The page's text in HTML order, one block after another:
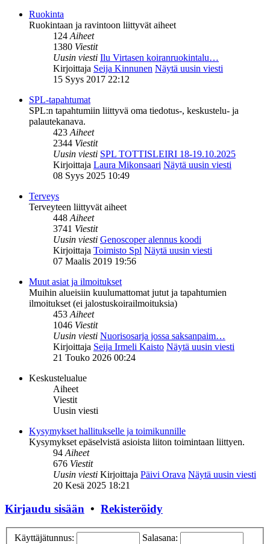
Ruokinta
Ruokintaan ja ravintoon liittyvät aiheet
124Aiheet
1380 Viestit
Uusin viesti Ilu Virtasen koiranruokintalu…
Kirjoittaja Seija Kinnunen Näytä uusin viesti
15 Syys 2017 22:12
SPL-tapahtumat
SPL:n tapahtumiin liittyvä oma tiedotus-, keskustelu- ja
palautekanava.
423Aiheet
2344 Viestit
Uusin viesti SPL TOTTISLEIRI 18-19.10.2025
Kirjoittaja Laura Mikonsaari Näytä uusin viesti
08 Syys 2025 10:49
Terveys
Terveyteen liittyvät aiheet
448Aiheet
3741 Viestit
Uusin viesti Genoscoper alennus koodi
Kirjoittaja Toimisto Spl Näytä uusin viesti
07 Maalis 2019 19:56
Muut asiat ja ilmoitukset
Muihin alueisiin kuulumattomat jutut ja tapahtumien
ilmoitukset (ei jalostuskoirailmoituksia)
453Aiheet
1046 Viestit
Uusin viesti Nuorisosarja jossa saksanpaim…
Kirjoittaja Seija Irmeli Kaisto Näytä uusin viesti
21 Touko 2026 00:24
Keskustelualue
Aiheet
Viestit
Uusin viesti
Kysymykset hallitukselle ja toimikunnille
Kysymykset epäselvistä asioista liiton toimintaan liittyen.
94Aiheet
676 Viestit
Uusin viesti Kirjoittaja Päivi Orava Näytä uusin viesti
20 Kesä 2025 18:21
Kirjaudu sisään • Rekisteröidy
Käyttäjätunnus: Salasana: